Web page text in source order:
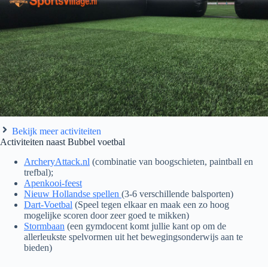
Bekijk meer activiteiten
Activiteiten naast Bubbel voetbal
ArcheryAttack.nl (combinatie van boogschieten, paintball en
trefbal);
Apenkooi-feest
Nieuw Hollandse spellen (3-6 verschillende balsporten)
Dart-Voetbal (Speel tegen elkaar en maak een zo hoog
mogelijke scoren door zeer goed te mikken)
Stormbaan (een gymdocent komt jullie kant op om de
allerleukste spelvormen uit het bewegingsonderwijs aan te
bieden)